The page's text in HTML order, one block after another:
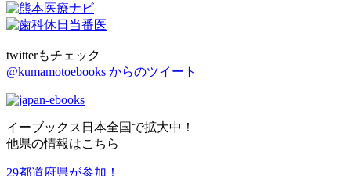
twitterもチェック
@kumamotoebooks からのツイート
イーブックス日本全国で拡大中！
他県の情報はこちら
29都道府県が参加！